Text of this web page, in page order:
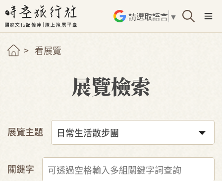
請選取語言 ▼
看展覽
展覽檢索
展覽主題
關鍵字